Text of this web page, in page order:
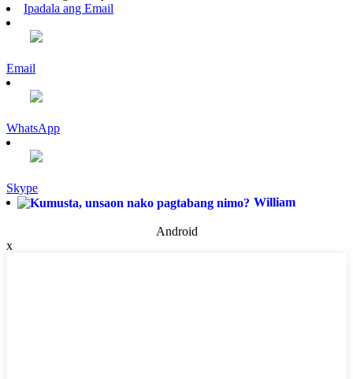
Ipadala ang Email
Email
WhatsApp
Skype
William
Android
x